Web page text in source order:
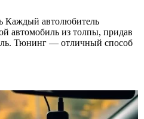
Каждый автолюбитель
автомобиль из толпы, придав
Тюнинг — отличный способ